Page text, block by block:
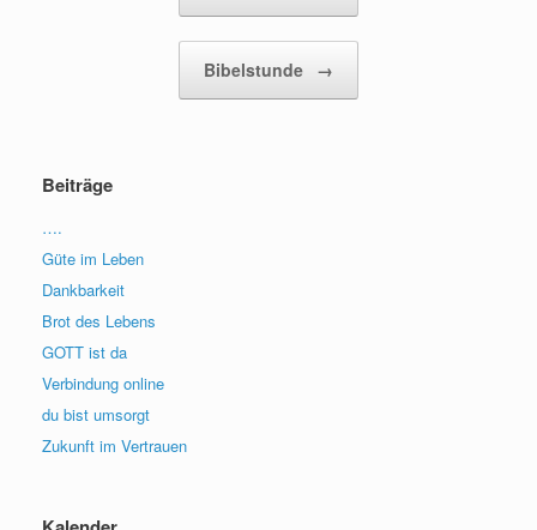
Bibelstunde →
Beiträge
….
Güte im Leben
Dankbarkeit
Brot des Lebens
GOTT ist da
Verbindung online
du bist umsorgt
Zukunft im Vertrauen